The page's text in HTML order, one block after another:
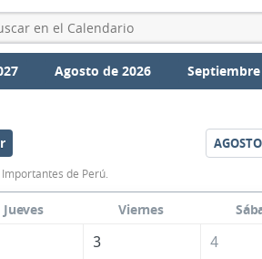
Agosto de 2026
AGOSTO
de Perú.
Jueves Viernes
3 4